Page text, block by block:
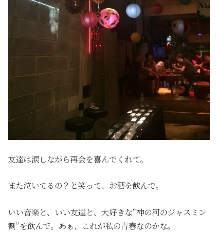
友達は涙しながら再会を喜んでくれて。
また泣いてるの？と笑って、お酒を飲んで。
いい音楽と、いい友達と、大好きな”神の河のジャスミン
割”を飲んで。あぁ、これが私の青春なのかな。